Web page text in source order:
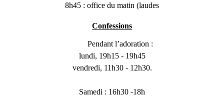
8h45 : office du matin (laudes
Confessions
Pendant l’adoration :
lundi, 19h15 - 19h45
vendredi, 11h30 - 12h30.
Samedi : 16h30 -18h